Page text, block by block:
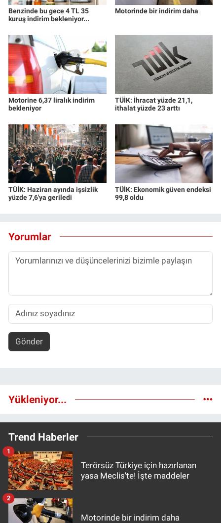
Benzinde bu gece 4 TL 35
kuruş indirim bekleniyor...
Motorinde bir indirim daha
Motorine 6,37 liralık indirim
bekleniyor
TÜİK: İhracat yüzde 21,1,
ithalat yüzde 23 arttı
TÜİK: Haziran ayında işsizlik
yüzde 7,6'ya geriledi
TÜİK: Ekonomik güven endeksi
99,8 oldu
Yorumlar
Gönder
Yükleniyor...
Trend Haberler
Terörsüz Türkiye için hazırlanan
yasa Meclis'te! İşte maddeler
1
Motorinde bir indirim daha
2
Yerel Yaşam
Canlı Yayın